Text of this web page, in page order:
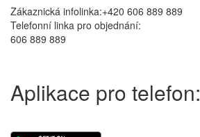
Zákaznická infolinka:+420 606 889 889
Telefonní linka pro objednání:
606 889 889
Aplikace pro telefon: